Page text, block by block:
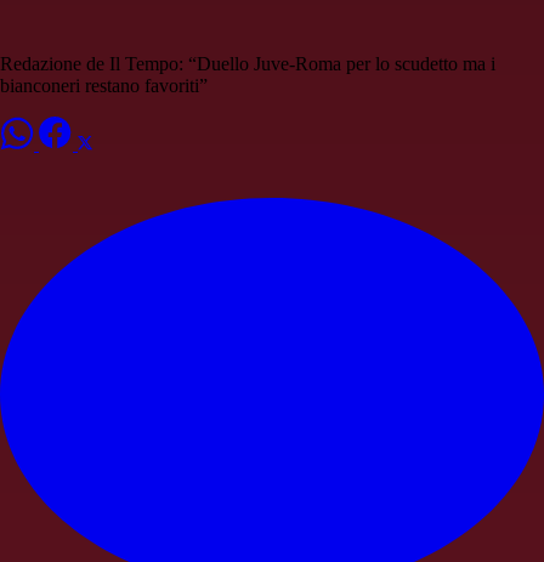
Redazione de Il Tempo: “Duello Juve-Roma per lo scudetto ma i
bianconeri restano favoriti”